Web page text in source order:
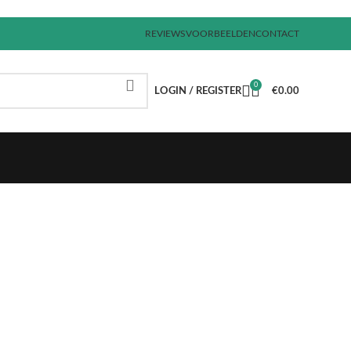
REVIEWSVOORBEELDENCONTACT
LOGIN / REGISTER
0
€0.00